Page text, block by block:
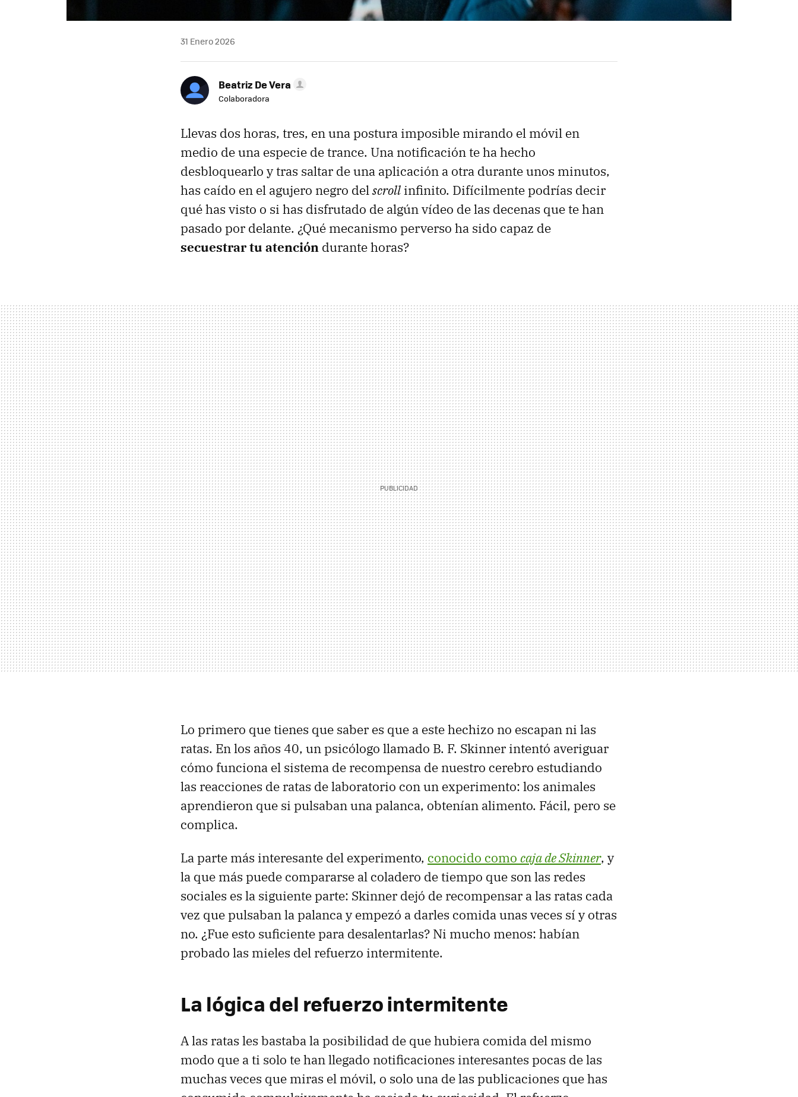
31 Enero 2026
Beatriz De Vera
Colaboradora
Llevas dos horas, tres, en una postura imposible mirando el móvil en
medio de una especie de trance. Una notificación te ha hecho
desbloquearlo y tras saltar de una aplicación a otra durante unos minutos,
has caído en el agujero negro delscroll infinito. Difícilmente podrías decir
qué has visto o si has disfrutado de algún vídeo de las decenas que te han
pasado por delante. ¿Qué mecanismo perverso ha sido capaz de
secuestrar tu atención durante horas?
Lo primero que tienes que saber es que a este hechizo no escapan ni las
ratas. En los años 40, un psicólogo llamado B. F. Skinner intentó averiguar
cómo funciona el sistema de recompensa de nuestro cerebro estudiando
las reacciones de ratas de laboratorio con un experimento: los animales
aprendieron que si pulsaban una palanca, obtenían alimento. Fácil, pero se
complica.
La parte más interesante del experimento, conocido como caja de Skinner, y
la que más puede compararse al coladero de tiempo que son las redes
sociales es la siguiente parte: Skinner dejó de recompensar a las ratas cada
vez que pulsaban la palanca y empezó a darles comida unas veces sí y otras
no. ¿Fue esto suficiente para desalentarlas? Ni mucho menos: habían
probado las mieles del refuerzo intermitente.
La lógica del refuerzo intermitente
A las ratas les bastaba la posibilidad de que hubiera comida del mismo
modo que a ti solo te han llegado notificaciones interesantes pocas de las
muchas veces que miras el móvil, o solo una de las publicaciones que has